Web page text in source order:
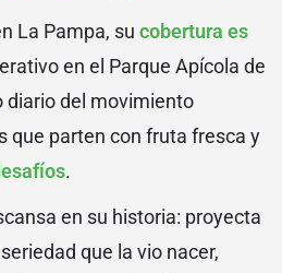
La Pampa, su cobertura es
en el Parque Apícola de
diario del movimiento
que parten con fruta fresca y
.
en su historia: proyecta
que la vio nacer,